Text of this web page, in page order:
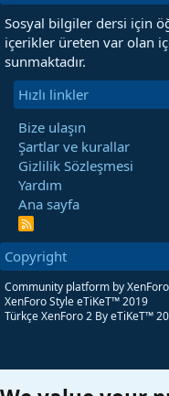
Sosyal bilgiler dersi için
içerikler üreten var olan
sunmaktadır.
Hızlı linkler
Bize ulaşın
Şartlar ve kurallar
Gizlilik Sözleşmesi
Yardım
Ana sayfa
R
S
Copyright
Community platform by XenForo
XenForo Style eTiKeT™ 2019
Türkçe XenForo 2 By eTiKeT™